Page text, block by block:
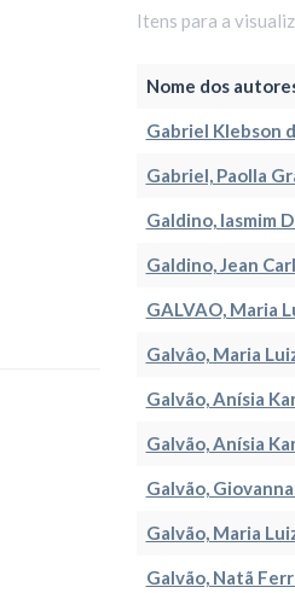
Itens para a
Nome dos
Gabriel Klebson
Gabriel, Paolla
Galdino, Iasmim
Galdino, Jean
GALVAO, Maria
Galvâo, Maria
Galvão, Anísia
Galvão, Anísia
Galvão,
Galvão, Maria
Galvão, Natã